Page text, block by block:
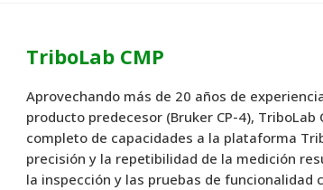
TriboLab CMP
Aprovechando más de 20 años de
producto predecesor (Bruker CP-4), TriboLab
completo de capacidades a la plataforma
precisión y la repetibilidad de la medición
la inspección y las pruebas de